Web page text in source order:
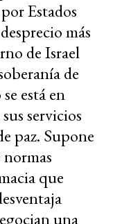
Estados
más
de Israel
de
está en
servicios
paz. Supone
que
una